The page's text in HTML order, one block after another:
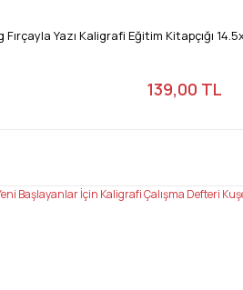
Fırçayla Yazı Kaligrafi Eğitim Kitapçığı
139,00 TL